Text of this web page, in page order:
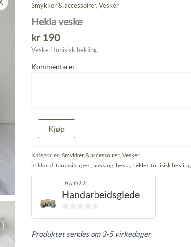
Smykker & accessoirer,Vesker
Hekla veske
kr190
Veske i tunisisk hekling.
Kommentarer
Hekla
Kjøp
Kategorier:Smykker & accessoirer ,Vesker
Stikkord:fantasitorget. hakking hekla heklet ,tunisisk hekling
butikk
Handarbeidsglede
av
Produktet sendes om 3-5 virkedager